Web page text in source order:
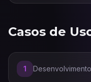
Casos de
1